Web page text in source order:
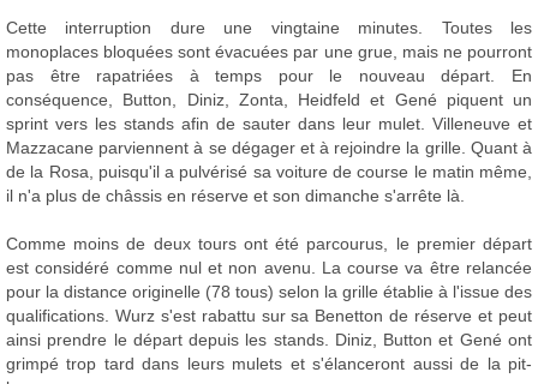
Cette interruption dure une vingtaine minutes. Toutes les
monoplaces bloquées sont évacuées par une grue, mais ne pourront
pas être rapatriées à temps pour le nouveau départ. En
conséquence, Button, Diniz, Zonta, Heidfeld et Gené piquent un
sprint vers les stands afin de sauter dans leur mulet. Villeneuve et
Mazzacane parviennent à se dégager et à rejoindre la grille. Quant à
de la Rosa, puisqu'il a pulvérisé sa voiture de course le matin même,
il n'a plus de châssis en réserve et son dimanche s'arrête là.
Comme moins de deux tours ont été parcourus, le premier départ
est considéré comme nul et non avenu. La course va être relancée
pour la distance originelle (78 tous) selon la grille établie à l'issue des
qualifications. Wurz s'est rabattu sur sa Benetton de réserve et peut
ainsi prendre le départ depuis les stands. Diniz, Button et Gené ont
grimpé trop tard dans leurs mulets et s'élanceront aussi de la pit-